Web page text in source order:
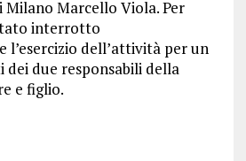
Marcello Viola. Per
interrotto
l’esercizio dell’attività per un
due responsabili della
e figlio.